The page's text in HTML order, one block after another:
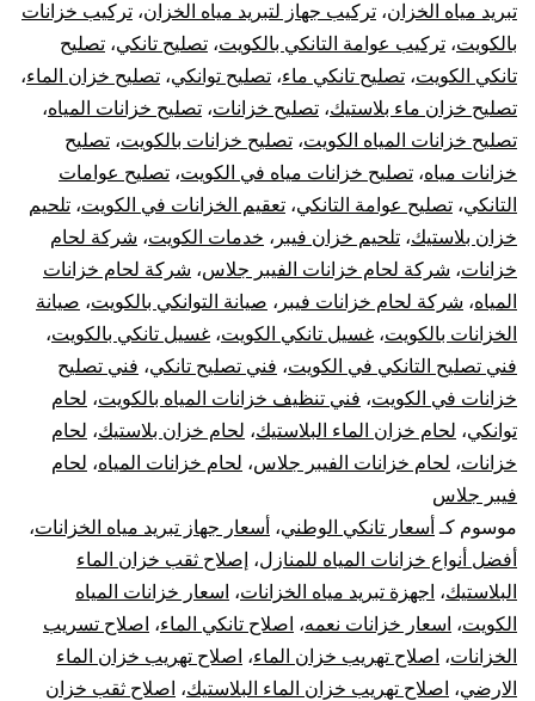
تبريد مياه الخزان، تركيب جهاز لتبريد مياه الخزان، تركيب خزانات
بالكويت، تركيب عوامة التانكي بالكويت، تصليح تانكي، تصليح
تانكي الكويت، تصليح تانكي ماء، تصليح توانكي، تصليح خزان الماء،
تصليح خزان ماء بلاستيك، تصليح خزانات، تصليح خزانات المياه،
تصليح خزانات المياه الكويت، تصليح خزانات بالكويت، تصليح
خزانات مياه، تصليح خزانات مياه في الكويت، تصليح عوامات
التانكي، تصليح عوامة التانكي، تعقيم الخزانات في الكويت، تلحيم
خزان بلاستيك، تلحيم خزان فيبر ، خدمات الكويت، شركة لحام
خزانات، شركة لحام خزانات الفيبر جلاس، شركة لحام خزانات
المياه، شركة لحام خزانات فيبر ، صيانة التوانكي بالكويت، صيانة
الخزانات بالكويت، غسيل تانكي الكويت، غسيل تانكي بالكويت،
فني تصليح التانكي في الكويت، فني تصليح تانكي، فني تصليح
خزانات في الكويت، فني تنظيف خزانات المياه بالكويت، لحام
توانكي، لحام خزان الماء البلاستيك، لحام خزان بلاستيك، لحام
خزانات، لحام خزانات الفيبر جلاس، لحام خزانات المياه، لحام
فيبر جلاس
موسوم كـ أسعار تانكي الوطني، أسعار جهاز تبريد مياه الخزانات،
أفضل أنواع خزانات المياه للمنازل، إصلاح ثقب خزان الماء
البلاستيك، اجهزة تبريد مياه الخزانات، اسعار خزانات المياه
الكويت، اسعار خزانات نعمه، اصلاح تانكي الماء، اصلاح تسريب
الخزانات، اصلاح تهريب خزان الماء، اصلاح تهريب خزان الماء
الارضي، اصلاح تهريب خزان الماء البلاستيك، اصلاح ثقب خزان